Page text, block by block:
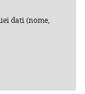
dati (nome,